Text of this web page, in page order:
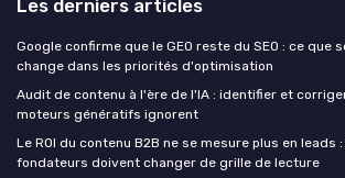
Les derniers articles
Google confirme que le GEO reste du SEO : ce que
change dans les priorités d'optimisation
Audit de contenu à l'ère de l'IA : identifier et
moteurs génératifs ignorent
Le ROI du contenu B2B ne se mesure plus en leads
fondateurs doivent changer de grille de lecture